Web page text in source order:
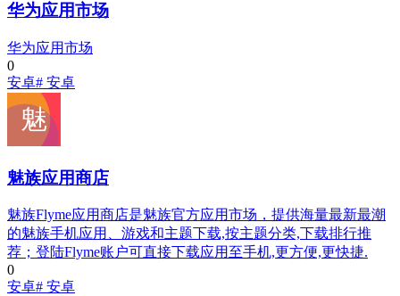
华为应用市场
华为应用市场
0
安卓# 安卓
魅族应用商店
魅族Flyme应用商店是魅族官方应用市场，提供海量最新最潮
的魅族手机应用、游戏和主题下载,按主题分类,下载排行推
荐；登陆Flyme账户可直接下载应用至手机,更方便,更快捷.
0
安卓# 安卓